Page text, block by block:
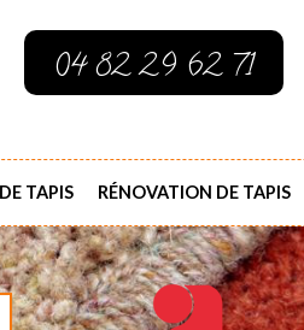
04 82 29 62 71
TAPIS RÉNOVATION DE TAPIS